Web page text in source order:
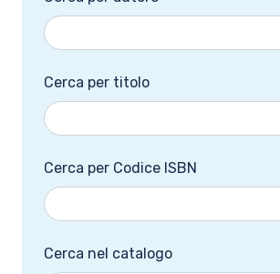
Cerca per titolo
Cerca per Codice ISBN
Cerca nel catalogo